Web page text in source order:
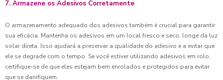
7. Armazene os Adesivos Corretamente
O armazenamento adequado dos adesivos também é crucial para garantir
sua eficácia. Mantenha os adesivos em um local fresco e seco, longe da luz
solar direta. Isso ajudará a preservar a qualidade do adesivo e a evitar que
ele se degrade com o tempo. Se você estiver utilizando adesivos em rolo,
certifique-se de que eles estejam bem enrolados e protegidos para evitar
que se danifiquem.